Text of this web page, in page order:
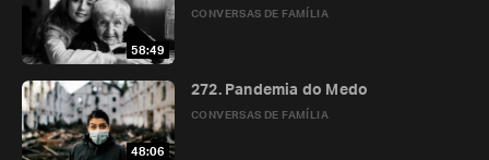
58:49
CONVERSAS DE FAMÍLIA
48:06
CONVERSAS DE FAMÍLIA
272. Pandemia do Medo